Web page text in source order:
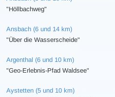
"Höllbachweg"
Ansbach (6 und 14 km)
"Über die Wasserscheide"
Argenthal (6 und 10 km)
"Geo-Erlebnis-Pfad Waldsee"
Aystetten (5 und 10 km)